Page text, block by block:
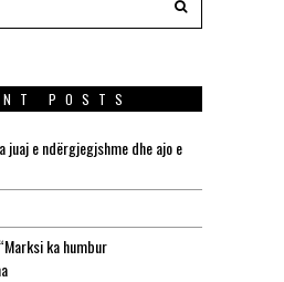
POSTS
juaj e ndërgjegjshme dhe ajo e
ka humbur